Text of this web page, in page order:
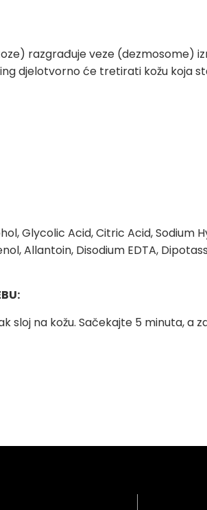
razgrađuje veze (dezmosome)
djelotvorno će tretirati kožu koja
Glycolic Acid, Citric Acid, Sodium
Allantoin, Disodium EDTA,
sloj na kožu. Sačekajte 5 minuta, a